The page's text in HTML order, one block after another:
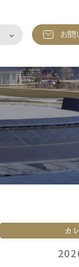
お問
カ